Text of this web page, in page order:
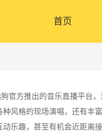
首页
官方推出的音乐直播平台
风格的现场演唱，还有丰
乐趣，甚至有机会近距离